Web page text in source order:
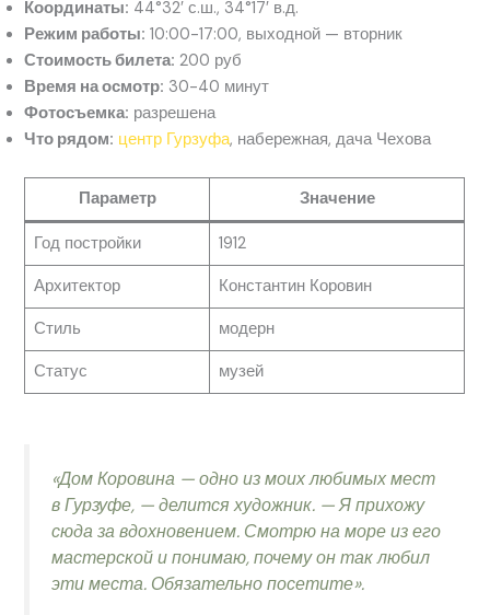
Координаты: 44°32′ с.ш., 34°17′ в.д.
Режим работы: 10:00-17:00, выходной — вторник
Стоимость билета: 200 руб
Время на осмотр: 30-40 минут
Фотосъемка: разрешена
Что рядом: центр Гурзуфа, набережная, дача Чехова
Параметр Значение
Год постройки 1912
Архитектор Константин Коровин
Стиль модерн
Статус музей
«Дом Коровина — одно из моих любимых мест
в Гурзуфе, — делится художник. — Я прихожу
сюда за вдохновением. Смотрю на море из его
мастерской и понимаю, почему он так любил
эти места. Обязательно посетите».